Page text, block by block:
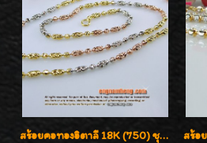
สร้อยคอทองอิตาลี 18K (750) ชุบ 3 สี แกะลายสวยรุ่นใหม่ ลายละเอียดเงาวิบวับค่ะ